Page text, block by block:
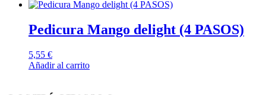
Pedicura Mango delight (4 PASOS)
5,55 €
Añadir al carrito